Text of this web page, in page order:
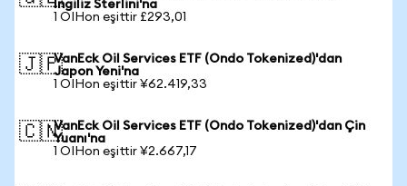
İngiliz Sterlini'na
1 OIHon eşittir £293,01
🇯🇵VanEck Oil Services ETF (Ondo Tokenized)'dan
Japon Yeni'na
1 OIHon eşittir ¥62.419,33
🇨🇳VanEck Oil Services ETF (Ondo Tokenized)'dan Çin
Yuanı'na
1 OIHon eşittir ¥2.667,17